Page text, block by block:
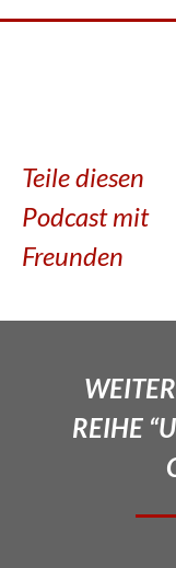
Teile diesen
Podcast mit
Freunden
REIHE